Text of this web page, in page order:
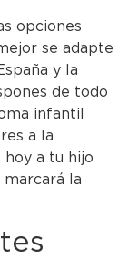
opciones
se adapte
y la
de todo
infantil
a la
hoy a tu hijo
la